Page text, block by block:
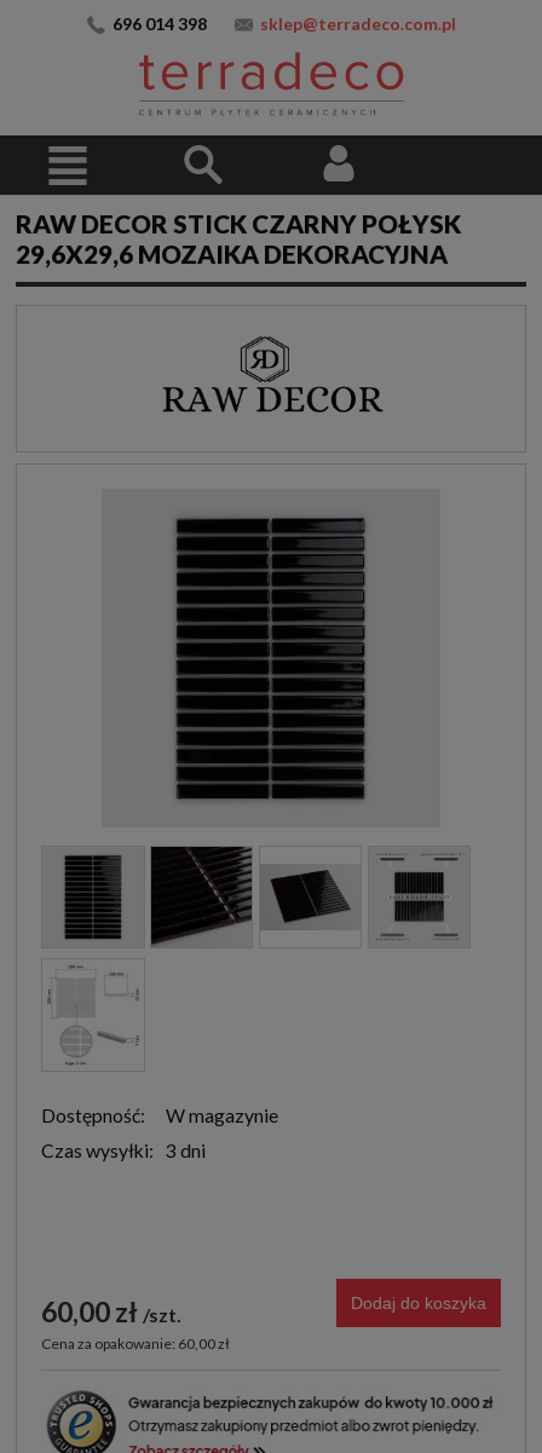
696 014 398 sklep@terradeco.com.pl
RAW DECOR STICK CZARNY POŁYSK
29,6X29,6 MOZAIKA DEKORACYJNA
Dostępność:
W magazynie
Czas wysyłki: 3 dni
60,00 zł szt.
Cena za opakowanie: 60,00 zł
Dodaj do koszyka